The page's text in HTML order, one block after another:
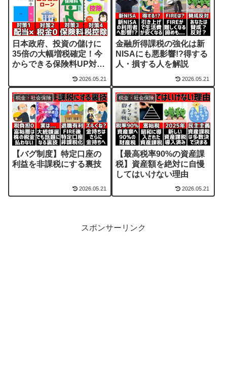
日本政府、投資の儲けに
35倍の大幅増税確定！今
からできる保険料UP対策
2026.05.21
金融所得課税の強化は新
NISAにも悪影響!?得する
人・損する人を解説
2026.05.21
税金・社会保険
【バグ制度】特定口座の
利益を非課税にする裏技
2026.05.21
税金・社会保険
【最高税率90%の資産課
税】資産額を絶対に自慢
してはいけない理由
2026.05.21
スポンサーリンク